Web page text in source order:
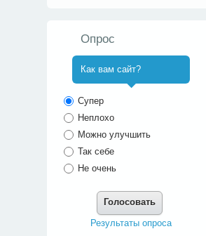
Опрос
Как вам сайт?
Супер
Неплохо
Можно улучшить
Так себе
Не очень
Голосовать
Результаты опроса